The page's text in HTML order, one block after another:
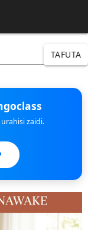
TAFUTA
urahisi zaidi.